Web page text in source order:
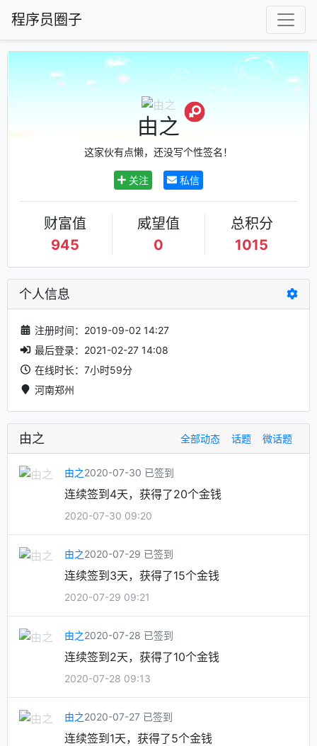
程序员圈子
由之
这家伙有点懒，还没写个性签名！
关注 私信
财富值
945
威望值
0
总积分
1015
个人信息
注册时间：2019-09-02 14:27
最后登录：2021-02-27 14:08
在线时长：7小时59分
河南郑州
由之 全部动态 话题 微话题
由之2020-07-30 已签到
连续签到4天，获得了20个金钱
2020-07-30 09:20
由之2020-07-29 已签到
连续签到3天，获得了15个金钱
2020-07-29 09:21
由之2020-07-28 已签到
连续签到2天，获得了10个金钱
2020-07-28 09:13
由之2020-07-27 已签到
连续签到1天，获得了5个金钱